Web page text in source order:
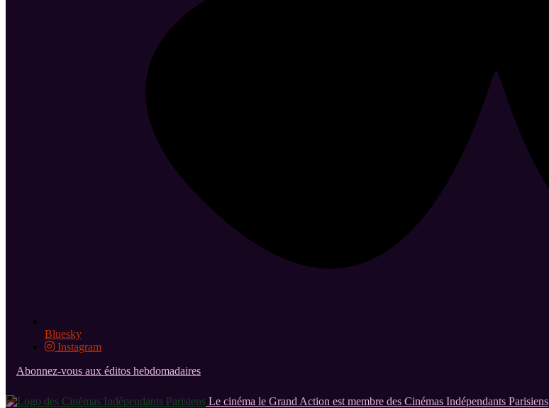
Bluesky
Instagram
Abonnez-vous aux éditos hebdomadaires
Le cinéma le Grand Action est membre des Cinémas Indépendants Parisiens